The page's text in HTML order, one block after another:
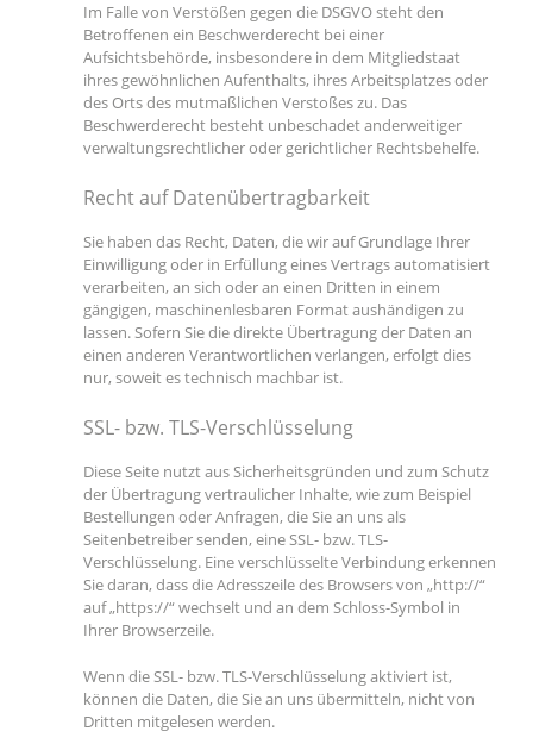
Im Falle von Verstößen gegen die DSGVO steht den
Betroffenen ein Beschwerderecht bei einer
Aufsichtsbehörde, insbesondere in dem Mitgliedstaat
ihres gewöhnlichen Aufenthalts, ihres Arbeitsplatzes oder
des Orts des mutmaßlichen Verstoßes zu. Das
Beschwerderecht besteht unbeschadet anderweitiger
verwaltungsrechtlicher oder gerichtlicher Rechtsbehelfe.
Recht auf Datenübertragbarkeit
Sie haben das Recht, Daten, die wir auf Grundlage Ihrer
Einwilligung oder in Erfüllung eines Vertrags automatisiert
verarbeiten, an sich oder an einen Dritten in einem
gängigen, maschinenlesbaren Format aushändigen zu
lassen. Sofern Sie die direkte Übertragung der Daten an
einen anderen Verantwortlichen verlangen, erfolgt dies
nur, soweit es technisch machbar ist.
SSL- bzw. TLS-Verschlüsselung
Diese Seite nutzt aus Sicherheitsgründen und zum Schutz
der Übertragung vertraulicher Inhalte, wie zum Beispiel
Bestellungen oder Anfragen, die Sie an uns als
Seitenbetreiber senden, eine SSL- bzw. TLS-
Verschlüsselung. Eine verschlüsselte Verbindung erkennen
Sie daran, dass die Adresszeile des Browsers von „http://“
auf „https://“ wechselt und an dem Schloss-Symbol in
Ihrer Browserzeile.
Wenn die SSL- bzw. TLS-Verschlüsselung aktiviert ist,
können die Daten, die Sie an uns übermitteln, nicht von
Dritten mitgelesen werden.